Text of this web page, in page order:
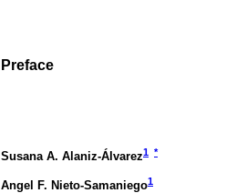
Preface
Susana A. Alaniz-Álvarez1 *
Angel F. Nieto-Samaniego1